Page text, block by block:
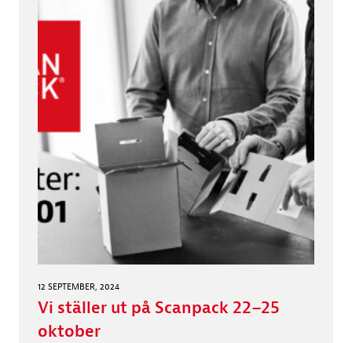
12 SEPTEMBER, 2024
Vi ställer ut på Scanpack 22–25
oktober